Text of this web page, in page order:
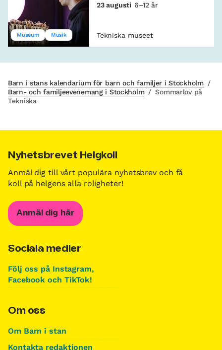
Museum Musik
23 augusti 6–12 år
Tekniska museet
Barn i stans kalendarium för barn och familjer i Stockholm /
Barn- och familjeevenemang i Stockholm / Sommarlov på
Tekniska
Nyhetsbrevet Helgkoll
Anmäl dig till vårt populära nyhetsbrev och få
koll på helgens alla roligheter!
Anmäl dig här
Sociala medier
Följ oss på Instagram,
Facebook och TikTok!
Om oss
Om Barn i stan
Kontakta redaktionen